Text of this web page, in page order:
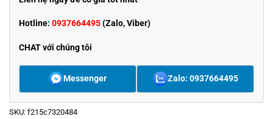
Hotline: 0937664495(Zalo, Viber)
CHAT với chúng tôi
Messenger Zalo: 0937664495
SKU: f215c7320484